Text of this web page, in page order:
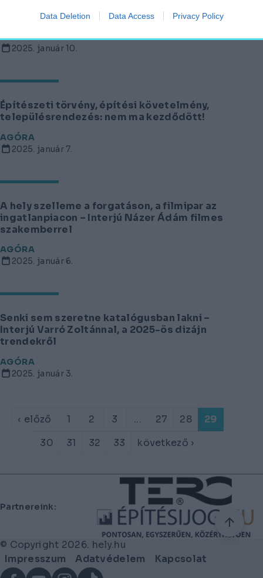
Data Deletion Data Access Privacy Policy
Szombathelyen az MCC
AGÓRA
2025. január 10.
Építészeti törvény, építési követelmény,
településrendezés: nem ma kezdődött!
AGÓRA
2025. január 7.
A hely szelleme a forgatáson, a filmipar az
ingatlanpiacon – Interjú Názer Ádám filmes
szakemberrel
AGÓRA
2025. január 6.
Senki sem szeretne katalógusban lakni –
Interjú Varró Zoltánnal, a 2025-ös dizájn
trendekről
AGÓRA
2025. január 3.
‹ előző 1 2 3 ... 27 28
29
30
31 32 33 következő ›
Lábléc
Partnereink:
© Copyright 2026. hely.hu
Lábléc
menü
Impresszum Adatvédelem
Kapcsolat
FacebookYouTubeInstagram